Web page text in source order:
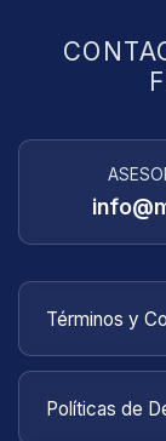
Términos y
Bienvenido a
términos y
regulaciones
Políticas de